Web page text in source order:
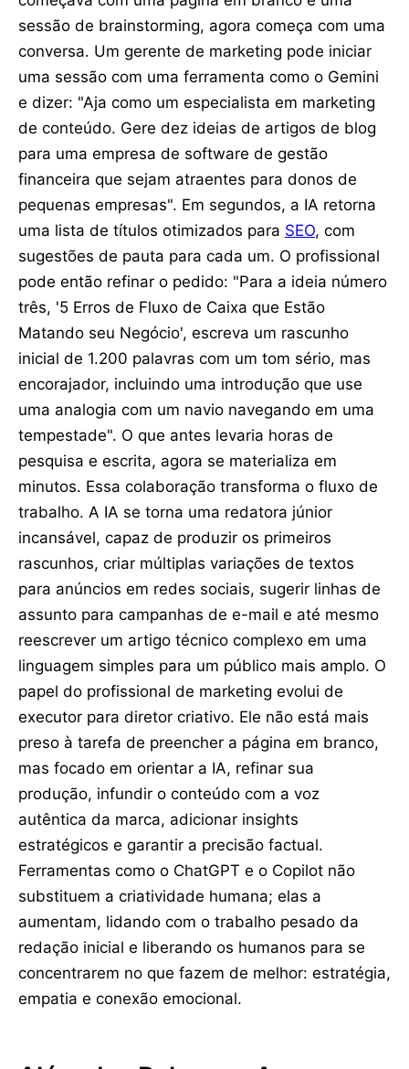
sessão de brainstorming, agora começa com uma
conversa. Um gerente de marketing pode iniciar
uma sessão com uma ferramenta como o Gemini
e dizer: "Aja como um especialista em marketing
de conteúdo. Gere dez ideias de artigos de blog
para uma empresa de software de gestão
financeira que sejam atraentes para donos de
pequenas empresas". Em segundos, a IA retorna
uma lista de títulos otimizados para SEO, com
sugestões de pauta para cada um. O profissional
pode então refinar o pedido: "Para a ideia número
três, '5 Erros de Fluxo de Caixa que Estão
Matando seu Negócio', escreva um rascunho
inicial de 1.200 palavras com um tom sério, mas
encorajador, incluindo uma introdução que use
uma analogia com um navio navegando em uma
tempestade". O que antes levaria horas de
pesquisa e escrita, agora se materializa em
minutos. Essa colaboração transforma o fluxo de
trabalho. A IA se torna uma redatora júnior
incansável, capaz de produzir os primeiros
rascunhos, criar múltiplas variações de textos
para anúncios em redes sociais, sugerir linhas de
assunto para campanhas de e-mail e até mesmo
reescrever um artigo técnico complexo em uma
linguagem simples para um público mais amplo. O
papel do profissional de marketing evolui de
executor para diretor criativo. Ele não está mais
preso à tarefa de preencher a página em branco,
mas focado em orientar a IA, refinar sua
produção, infundir o conteúdo com a voz
autêntica da marca, adicionar insights
estratégicos e garantir a precisão factual.
Ferramentas como o ChatGPT e o Copilot não
substituem a criatividade humana; elas a
aumentam, lidando com o trabalho pesado da
redação inicial e liberando os humanos para se
concentrarem no que fazem de melhor: estratégia,
empatia e conexão emocional.